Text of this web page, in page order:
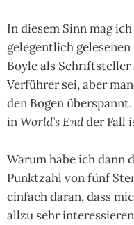
In diesem Sinn mag
gelegentlich
Boyle als
Verführer sei, aber
den Bogen
inWorld’s Endder Fall
Warum habe ich dann
Punktzahl von fünf
einfach daran, dass
allzu sehr